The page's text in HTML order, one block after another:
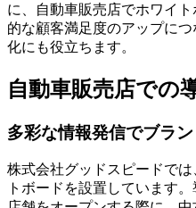
に、自動車販売店でホワイ
的な顧客満足度のアップに
化にも役立ちます。
自動車販売店での
多彩な情報発信でブラ
株式会社グッドスピードで
トボードを設置しています